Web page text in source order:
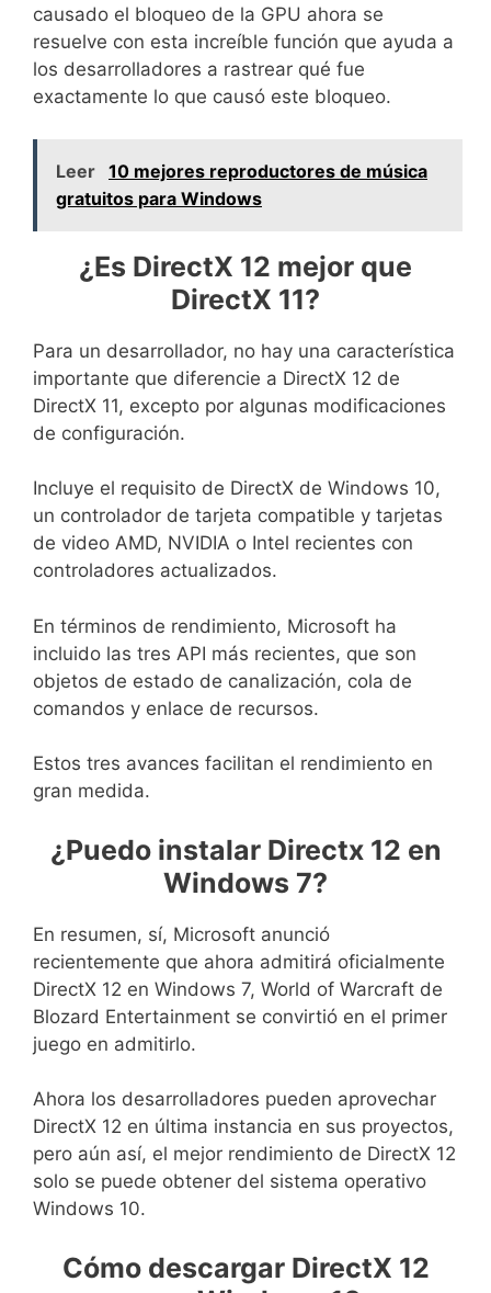
causado el bloqueo de la GPU ahora se
resuelve con esta increíble función que ayuda a
los desarrolladores a rastrear qué fue
exactamente lo que causó este bloqueo.
Leer 10 mejores reproductores de música
gratuitos para Windows
¿Es DirectX 12 mejor que
DirectX 11?
Para un desarrollador, no hay una característica
importante que diferencie a DirectX 12 de
DirectX 11, excepto por algunas modificaciones
de configuración.
Incluye el requisito de DirectX de Windows 10,
un controlador de tarjeta compatible y tarjetas
de video AMD, NVIDIA o Intel recientes con
controladores actualizados.
En términos de rendimiento, Microsoft ha
incluido las tres API más recientes, que son
objetos de estado de canalización, cola de
comandos y enlace de recursos.
Estos tres avances facilitan el rendimiento en
gran medida.
¿Puedo instalar Directx 12 en
Windows 7?
En resumen, sí, Microsoft anunció
recientemente que ahora admitirá oficialmente
DirectX 12 en Windows 7, World of Warcraft de
Blozard Entertainment se convirtió en el primer
juego en admitirlo.
Ahora los desarrolladores pueden aprovechar
DirectX 12 en última instancia en sus proyectos,
pero aún así, el mejor rendimiento de DirectX 12
solo se puede obtener del sistema operativo
Windows 10.
Cómo descargar DirectX 12